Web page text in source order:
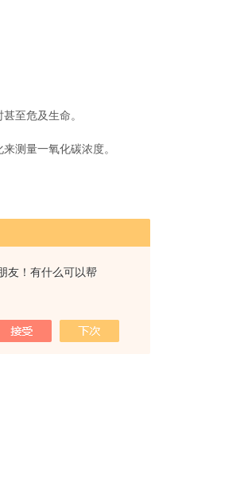
友！有什么可以帮
至危及生命。
测量一氧化碳浓度。
症状。
二氧化碳浓度。